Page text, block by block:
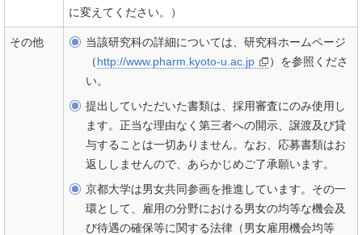
に変えてください。）
その他
当該研究科の詳細については、研究科ホームページ
（http://www.pharm.kyoto-u.ac.jp
）を参照くださ
い。
提出していただいた書類は、採用審査にのみ使用し
ます。正当な理由なく第三者への開示、譲渡及び貸
与することは一切ありません。なお、応募書類はお
返ししませんので、あらかじめご了承願います。
京都大学は男女共同参画を推進しています。その一
環として、雇用の分野における男女の均等な機会及
び待遇の確保等に関する法律（男女雇用機会均等